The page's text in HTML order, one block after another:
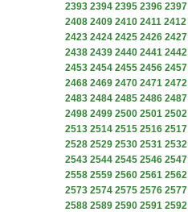
2393 2394 2395 2396 2397
2408 2409 2410 2411 2412
2423 2424 2425 2426 2427
2438 2439 2440 2441 2442
2453 2454 2455 2456 2457
2468 2469 2470 2471 2472
2483 2484 2485 2486 2487
2498 2499 2500 2501 2502
2513 2514 2515 2516 2517
2528 2529 2530 2531 2532
2543 2544 2545 2546 2547
2558 2559 2560 2561 2562
2573 2574 2575 2576 2577
2588 2589 2590 2591 2592